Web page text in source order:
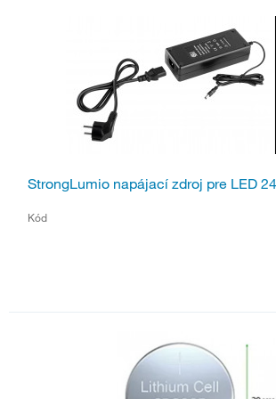
StrongLumio napájací zdroj pre LED
Kód